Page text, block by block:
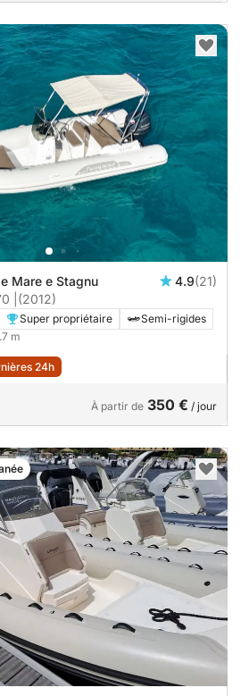
Mare e Stagnu 4.9(21)
| (2012)
Super propriétaire
Semi-rigides
m
24h
À partir de 350 € / jour